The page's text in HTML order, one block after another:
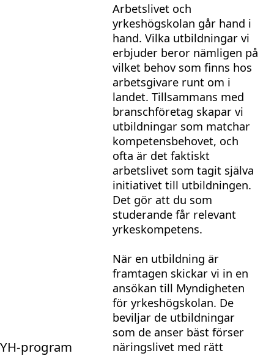
YH-program
Arbetslivet och
yrkeshögskolan går hand i
hand. Vilka utbildningar vi
erbjuder beror nämligen på
vilket behov som finns hos
arbetsgivare runt om i
landet. Tillsammans med
branschföretag skapar vi
utbildningar som matchar
kompetensbehovet, och
ofta är det faktiskt
arbetslivet som tagit själva
initiativet till utbildningen.
Det gör att du som
studerande får relevant
yrkeskompetens.
När en utbildning är
framtagen skickar vi in en
ansökan till Myndigheten
för yrkeshögskolan. De
beviljar de utbildningar
som de anser bäst förser
näringslivet med rätt